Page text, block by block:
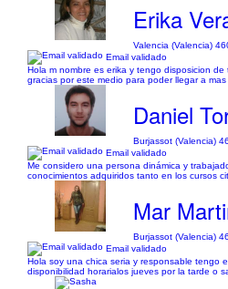
Erika
Valencia (Valencia)
Email validado
Hola m nombre es erika y tengo disposicion
gracias por este medio para poder llegar a
Daniel
Burjassot (Valencia)
Email validado
Me considero una persona dinámica y
conocimientos adquiridos tanto en los cursos
Mar
Burjassot (Valencia)
Email validado
Hola soy una chica seria y responsable tengo
disponibilidad horarialos jueves por la tarde o